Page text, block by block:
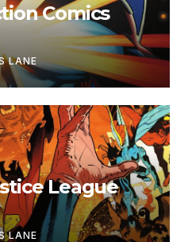
Comics
LANE
League
LANE